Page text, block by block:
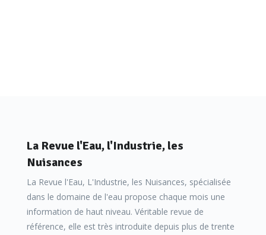
La Revue l'Eau, l'Industrie, les
Nuisances
La Revue l'Eau, L'Industrie, les Nuisances, spécialisée
dans le domaine de l'eau propose chaque mois une
information de haut niveau. Véritable revue de
référence, elle est très introduite depuis plus de trente